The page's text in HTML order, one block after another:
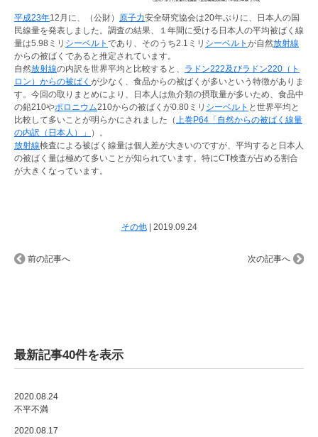
平成23年12月に、（公財） 原子力安全研究協会は20年ぶりに、日本人の国
民線量を発表しました。調査の結果、１年間に受ける日本人の平均被ばく線
量は5.98ミリ シーベルト であり、そのうち2.1ミリ シーベルト が自然放射線
からの被ばくであると推定されています。
自然放射線の内訳を世界平均と比較すると、 ラドン222及びラドン220（ト
ロン）からの被ばく が少なく、食品からの被ばくが多いという特徴がありま
す。今回の取りまとめにより、日本人は魚介類の摂取量が多いため、食品中
の鉛210やポロニウム210からの被ばくが0.80ミリ シーベルト と世界平均と
比較して多いことが明らかにされました（上巻P64「自然からの被ばく線量
の内訳（日本人）」
）。
放射線検査による被ばく線量は個人差が大きいのですが、平均すると日本人
の被ばく量は極めて多いことが知られています。特にCT検査が占める割合
が大きくなっています。
前の記事へ
その他| 2019.09.24
次の記事へ
最新記事40件を表示
2020.08.24
不平不満
2020.08.17